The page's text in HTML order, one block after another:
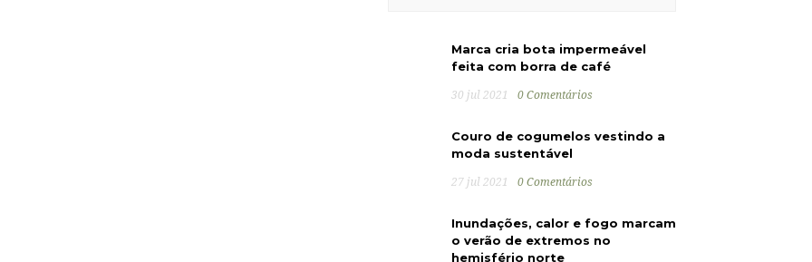
Marca cria bota impermeável
feita com borra de café
30 jul 2021 0 Comentários
Couro de cogumelos vestindo a
moda sustentável
27 jul 2021 0 Comentários
Inundações, calor e fogo marcam
o verão de extremos no
hemisfério norte